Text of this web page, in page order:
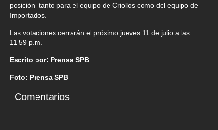
posición, tanto para el equipo de Criollos como del equipo de
Importados.
Las votaciones cerrarán el próximo jueves 11 de julio a las
11:59 p.m.
Escrito por: Prensa SPB
Foto: Prensa SPB
Comentarios